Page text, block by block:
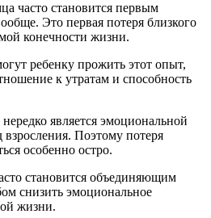
часто становится первым
Это первая потеря близкого
конечности жизни.
ребенку прожить этот опыт,
к утратам и способность
является эмоциональной
Поэтому потеря
особенно остро.
становится объединяющим
снизить эмоциональное
жизни.